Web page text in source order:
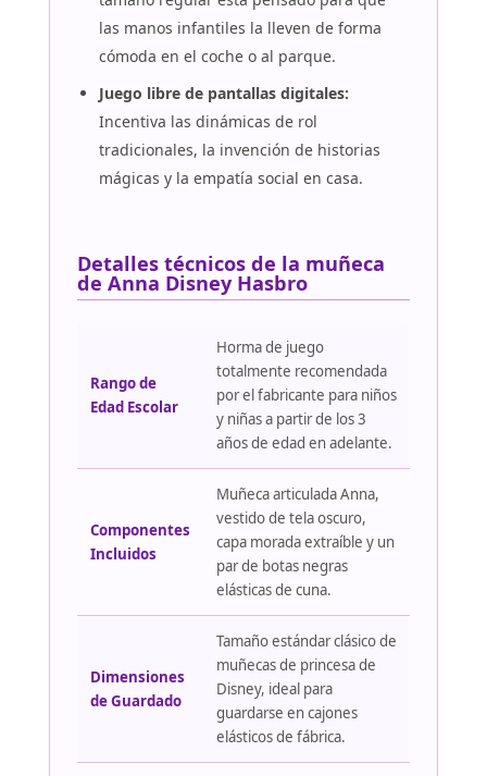
las manos infantiles la lleven de forma
cómoda en el coche o al parque.
Juego libre de pantallas digitales:
Incentiva las dinámicas de rol
tradicionales, la invención de historias
mágicas y la empatía social en casa.
Detalles técnicos de la muñeca
de Anna Disney Hasbro
Rango de
Edad Escolar
Horma de juego
totalmente recomendada
por el fabricante para niños
y niñas a partir de los 3
años de edad en adelante.
Componentes
Incluidos
Muñeca articulada Anna,
vestido de tela oscuro,
capa morada extraíble y un
par de botas negras
elásticas de cuna.
Dimensiones
de Guardado
Tamaño estándar clásico de
muñecas de princesa de
Disney, ideal para
guardarse en cajones
elásticos de fábrica.